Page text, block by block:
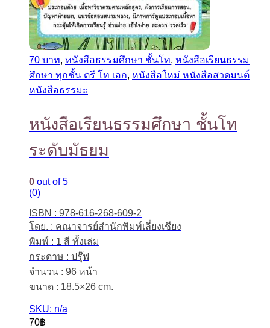
70 บาท, หนังสือธรรมศึกษา ชั้นโท, หนังสือเรียนธรรม
ศึกษา ทุกชั้น ตรี โท เอก, หนังสือใหม่ หนังสือสวดมนต์
หนังสือธรรมะ
หนังสือเรียนธรรมศึกษา ชั้นโท
ระดับมัธยม
0 out of 5
(0)
ISBN : 978-616-268-609-2
โดย. : คณาจารย์สำนักพิมพ์เลี่ยงเชียง
พิมพ์ : 1 สี ทั้งเล่ม
กระดาษ : ปรุ๊ฟ
จำนวน : 96 หน้า
ขนาด : 18.5×26 cm.
SKU: n/a
70฿